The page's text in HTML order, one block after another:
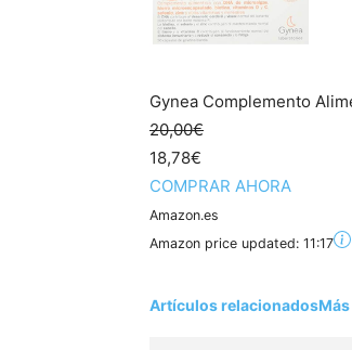
Gynea Complemento
20,00€
18,78€
COMPRAR AHORA
Amazon.es
Amazon price updated: 11:17
Artículos relacionados